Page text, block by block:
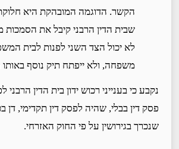
הקשר. הדוגמה המובהקת היא
שבית הדין הרבני קיבל את הסמכות
לא יכול הצד השני לפנות לבית
משפחה, ולא ייפתח תיק נוסף באותו
נקבע כי בענייני רכוש ידון בית הדין הרבני
פסק דין בבלי, שהיה לפסק דין תקדימי, דן
שנכרך בגירושין על פי החוק האזרחי.